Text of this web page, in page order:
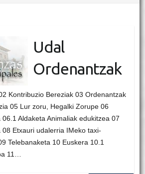
Udal
Ordenantzak
Kontribuzio Bereziak 03 Ordenantzak
05 Lur zoru, Hegalki Zorupe 06
Aldaketa Animaliak edukitzea 07
Etxauri udalerria IMeko taxi-
Telebanaketa 10 Euskera 10.1
11…